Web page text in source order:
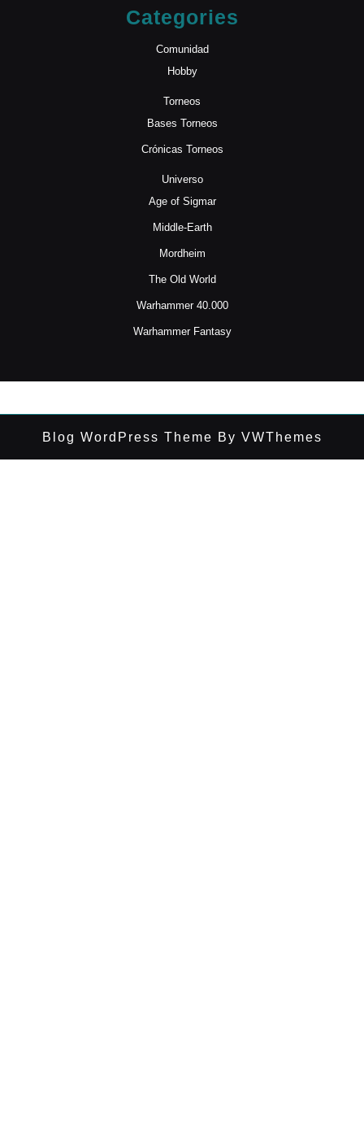
Categories
Comunidad
Hobby
Torneos
Bases Torneos
Crónicas Torneos
Universo
Age of Sigmar
Middle-Earth
Mordheim
The Old World
Warhammer 40.000
Warhammer Fantasy
Blog WordPress Theme By VWThemes